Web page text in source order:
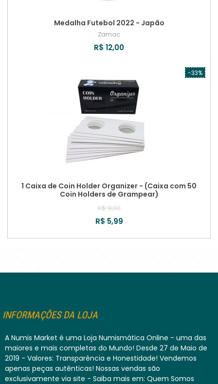
Medalha Futebol 2022 - Japão
Zamac
R$ 12,00
-33%
1 Caixa de Coin Holder Organizer - (Caixa com 50
Coin Holders de Grampear)
R$ 9,00
R$ 5,99
INFORMAÇÕES DA LOJA
A Numis Market é uma Loja Numismática Online - uma das
maiores e mais completas do Mundo! Desde 27 de Maio de
2019 - Valores: Transparência e Honestidade! Vendemos
apenas peças autênticas! Nossas vendas são
exclusivamente via site - Saiba mais em: Quem Somos